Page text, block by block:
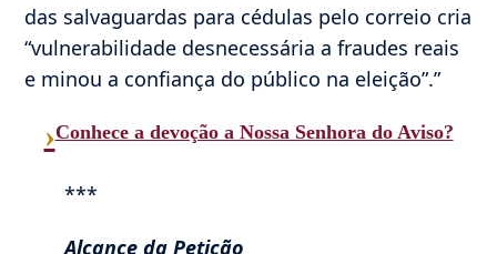
das salvaguardas para cédulas pelo correio cria
“vulnerabilidade desnecessária a fraudes reais
e minou a confiança do público na eleição”.”
›Conhece a devoção a Nossa Senhora do Aviso?
***
Alcance da Petição